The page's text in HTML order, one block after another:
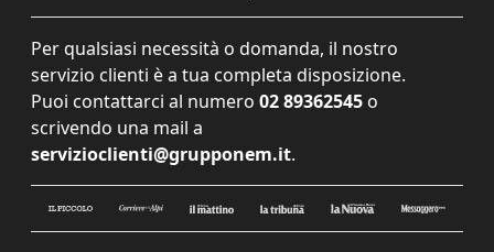
Per qualsiasi necessità o domanda, il nostro
servizio clienti è a tua completa disposizione.
Puoi contattarci al numero 02 89362545 o
scrivendo una mail a
servizioclienti@grupponem.it.